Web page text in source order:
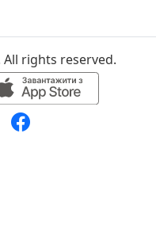
All rights reserved.